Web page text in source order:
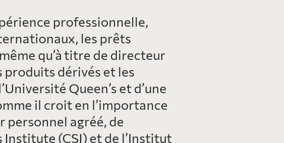
professionnelle,
les prêts
qu’à titre de directeur
produits dérivés et les
Queen’s et d’une
il croit en l’importance
agréé, de
(CSI) et de l’Institut